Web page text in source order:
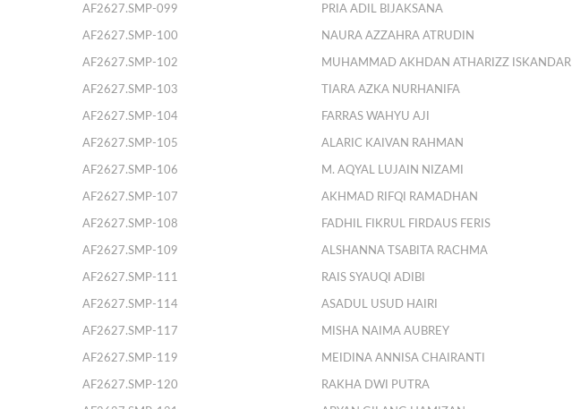
AF2627.SMP-099 PRIA ADIL BIJAKSANA
AF2627.SMP-100 NAURA AZZAHRA ATRUDIN
AF2627.SMP-102 MUHAMMAD AKHDAN ATHARIZZ ISKANDAR
AF2627.SMP-103 TIARA AZKA NURHANIFA
AF2627.SMP-104 FARRAS WAHYU AJI
AF2627.SMP-105 ALARIC KAIVAN RAHMAN
AF2627.SMP-106 M. AQYAL LUJAIN NIZAMI
AF2627.SMP-107 AKHMAD RIFQI RAMADHAN
AF2627.SMP-108 FADHIL FIKRUL FIRDAUS FERIS
AF2627.SMP-109 ALSHANNA TSABITA RACHMA
AF2627.SMP-111 RAIS SYAUQI ADIBI
AF2627.SMP-114 ASADUL USUD HAIRI
AF2627.SMP-117 MISHA NAIMA AUBREY
AF2627.SMP-119 MEIDINA ANNISA CHAIRANTI
AF2627.SMP-120 RAKHA DWI PUTRA